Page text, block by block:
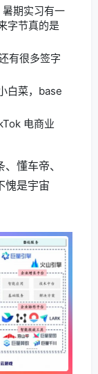
期实习有一
字节真的是
有很多签字
白菜，base
电商业
懂车帝、
愧是宇宙